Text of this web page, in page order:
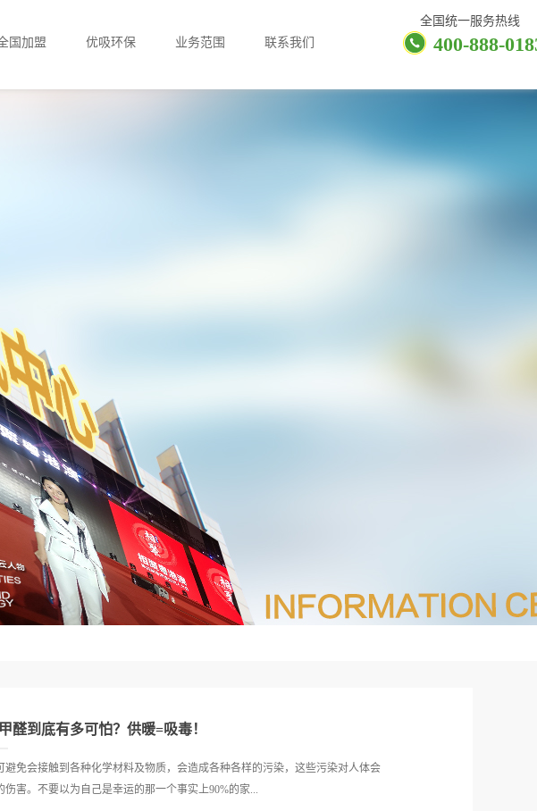
全国统一服务热线
400-888-
国加盟 优吸环保 业务范围 联系我们
醛到底有多可怕？供暖=吸毒！
避免会接触到各种化学材料及物质，会造成各种各样的污染，这些污染对人体会
伤害。不要以为自己是幸运的那一个事实上90%的家...